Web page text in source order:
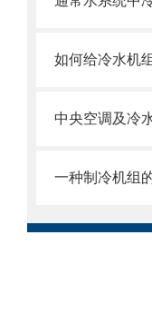
如何给冷水机
中央空调及冷
一种制冷机组